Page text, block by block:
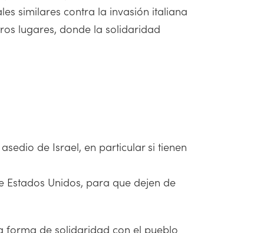
similares contra la invasión italiana
lugares, donde la solidaridad
de Israel, en particular si tienen
Unidos, para que dejen de
forma de solidaridad con el pueblo